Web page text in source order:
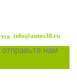
info@autos38.ru
нам